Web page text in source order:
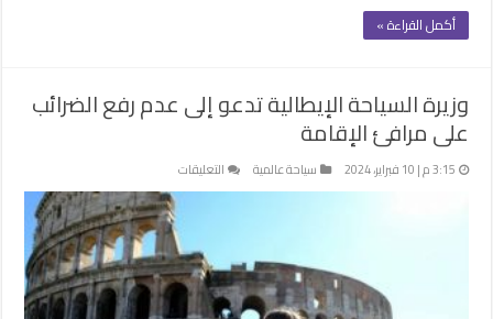
أكمل القراءة »
وزيرة السياحة الإيطالية تدعو إلى عدم رفع الضرائب
على مرافئ الإقامة
3:15 م | 10 فبراير، 2024 سياحة عالمية التعليقات
وزيرة
السياحة
الإيطالية
تدعو
إلى
عدم